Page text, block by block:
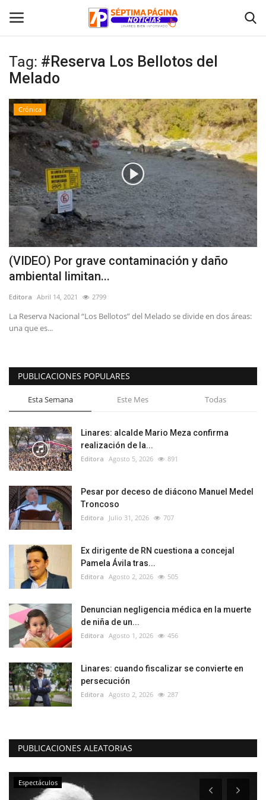
Inicio
Crónica
Policial
Tribunales
Deporte
Política
Espectáculos
Tag: #Reserva Los Bellotos del
Melado
Crónica
(VIDEO) Por grave contaminación y daño
ambiental limitan...
Editora Abril 14, 2021 2799
La Reserva Nacional “Los Bellotos” del Melado se divide en dos áreas:
una que es...
PUBLICACIONES POPULARES
Esta Semana Este Mes Todas
Linares: alcalde Mario Meza confirma
realización de la...
Editora Agosto 5, 2026 891
Pesar por deceso de diácono Manuel Medel
Troncoso
Editora Julio 31, 2026 707
Ex dirigente de RN cuestiona a concejal
Pamela Ávila tras...
Editora Agosto 2, 2026 505
Denuncian negligencia médica en la muerte
de niña de un...
Editora Agosto 1, 2026 456
Linares: cuando fiscalizar se convierte en
persecución
Editora Agosto 2, 2026 287
PUBLICACIONES ALEATORIAS
Espectáculos